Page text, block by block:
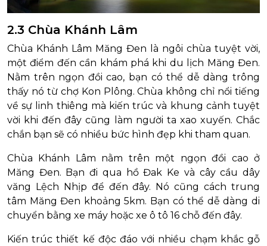
2.3 Chùa Khánh Lâm
Chùa Khánh Lâm Măng Đen là ngôi chùa tuyệt vời,
một điểm đến cần khám phá khi du lịch Măng Đen.
Nằm trên ngọn đồi cao, bạn có thể dễ dàng trông
thấy nó từ chợ Kon Plông. Chùa không chỉ nổi tiếng
về sự linh thiêng mà kiến trúc và khung cảnh tuyệt
vời khi đến đây cũng làm người ta xao xuyến. Chắc
chắn bạn sẽ có nhiều bức hình đẹp khi tham quan.
Chùa Khánh Lâm nằm trên một ngọn đồi cao ở
Măng Đen. Bạn đi qua hồ Đak Ke và cây cầu dây
văng Lệch Nhịp để đến đây. Nó cũng cách trung
tâm Măng Đen khoảng 5km. Bạn có thể dễ dàng di
chuyển bằng xe máy hoặc xe ô tô 16 chỗ đến đây.
Kiến trúc thiết kế độc đáo với nhiều chạm khắc gỗ